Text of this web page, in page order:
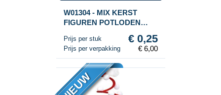
W01304 - MIX KERST
FIGUREN POTLODEN
Prijs per stuk € 0,25
Prijs per verpakking € 6,00
NIEUW